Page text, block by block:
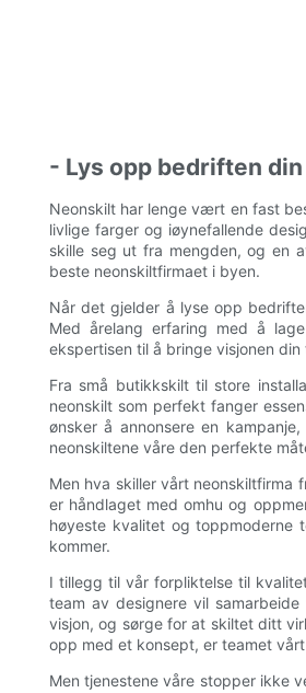
- Lys opp bedriften
Neonskilt har lenge vært en fast
livlige farger og iøynefallende
skille seg ut fra mengden, og en
beste neonskiltfirmaet i byen.
Når det gjelder å lyse opp
Med årelang erfaring med å
ekspertisen til å bringe visjonen
Fra små butikkskilt til store
neonskilt som perfekt fanger
ønsker å annonsere en
neonskiltene våre den perfekte
Men hva skiller vårt neonskiltfirma
er håndlaget med omhu og
høyeste kvalitet og
kommer.
I tillegg til vår forpliktelse til
team av designere vil
visjon, og sørge for at skiltet ditt
opp med et konsept, er teamet
Men tjenestene våre stopper ikke